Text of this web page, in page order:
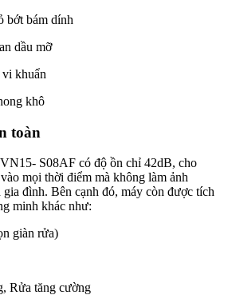
bớt bám dính
dầu mỡ
khuẩn
khô
toàn
S08AF có độ ồn chỉ 42dB, cho
mọi thời điểm mà không làm ảnh
gia đình. Bên cạnh đó, máy còn được tích
minh khác như:
giàn rửa)
Rửa tăng cường